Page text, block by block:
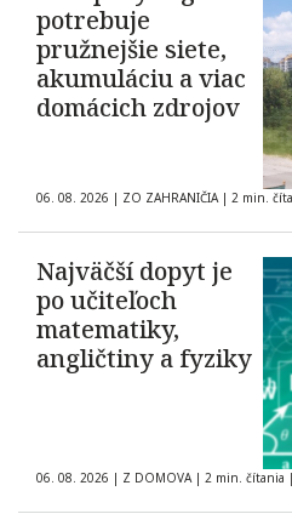
potrebuje
pružnejšie siete,
akumuláciu a viac
domácich zdrojov
06. 08. 2026 | ZO ZAHRANIČIA | 2 min.
Najväčší dopyt je
po učiteľoch
matematiky,
angličtiny a fyziky
06. 08. 2026 | Z DOMOVA | 2 min. čítania |